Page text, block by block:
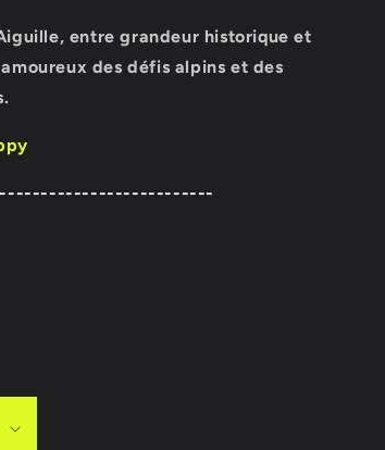
entre grandeur historique et
des défis alpins et des